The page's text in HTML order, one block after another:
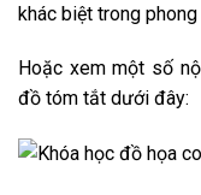
khác biệt trong
Hoặc xem một số
đồ tóm tắt dưới đây: